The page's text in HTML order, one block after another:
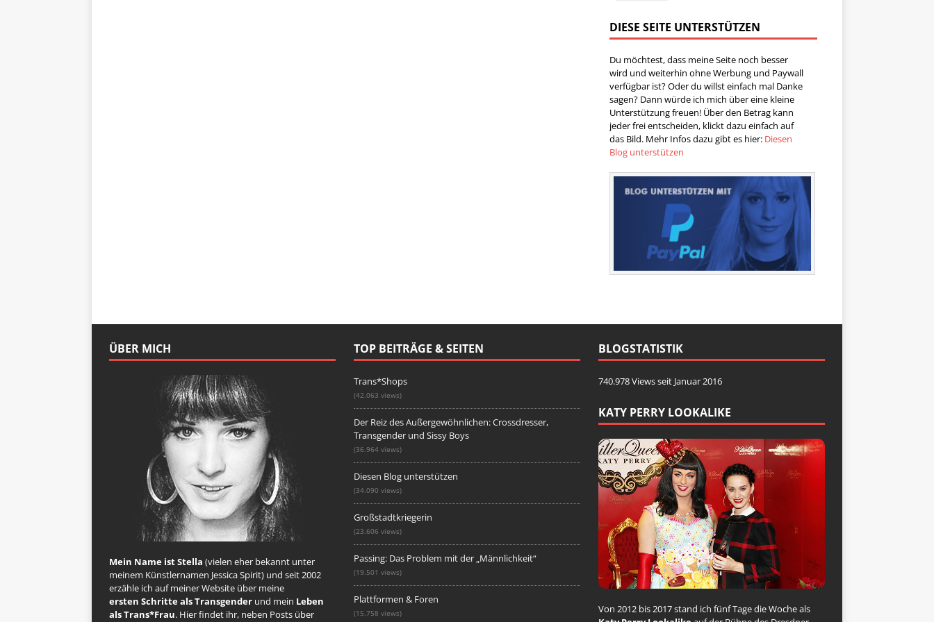
DIESE SEITE UNTERSTÜTZEN
Du möchtest, dass meine Seite noch besser
wird und weiterhin ohne Werbung und Paywall
verfügbar ist? Oder du willst einfach mal Danke
sagen? Dann würde ich mich über eine kleine
Unterstützung freuen! Über den Betrag kann
jeder frei entscheiden, klickt dazu einfach auf
das Bild. Mehr Infos dazu gibt es hier: Diesen
Blog unterstützen
ÜBER MICH
Mein Name ist Stella (vielen eher bekannt unter
meinem Künstlernamen Jessica Spirit) und seit 2002
erzähle ich auf meiner Website über meine
ersten Schritte als Transgender und mein Leben
als Trans*Frau. Hier findet ihr, neben Posts über
TOP BEITRÄGE & SEITEN
Trans*Shops
(42.063 views)
Der Reiz des Außergewöhnlichen: Crossdresser,
Transgender und Sissy Boys
(36.964 views)
Diesen Blog unterstützen
(34.090 views)
Großstadtkriegerin
(23.606 views)
Passing: Das Problem mit der „Männlichkeit“
(19.501 views)
Plattformen & Foren
(15.758 views)
BLOGSTATISTIK
740.978 Views seit Januar 2016
KATY PERRY LOOKALIKE
Von 2012 bis 2017 stand ich fünf Tage die Woche als